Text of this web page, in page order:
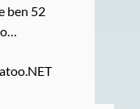
ben 52